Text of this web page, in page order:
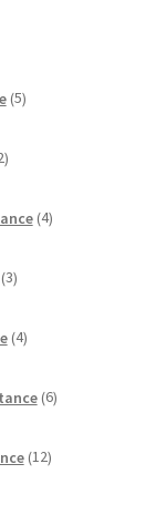
5izdelkov
izdelka
4izdelki
3izdelki
4izdelki
6izdelkov
12izdelkov